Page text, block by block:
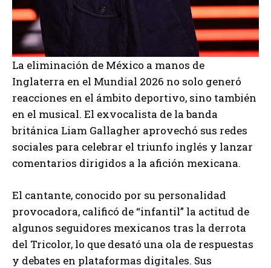
La eliminación de México a manos de
Inglaterra en el Mundial 2026 no solo generó
reacciones en el ámbito deportivo, sino también
en el musical. El exvocalista de la banda
británica Liam Gallagher aprovechó sus redes
sociales para celebrar el triunfo inglés y lanzar
comentarios dirigidos a la afición mexicana.
El cantante, conocido por su personalidad
provocadora, calificó de “infantil” la actitud de
algunos seguidores mexicanos tras la derrota
del Tricolor, lo que desató una ola de respuestas
y debates en plataformas digitales. Sus